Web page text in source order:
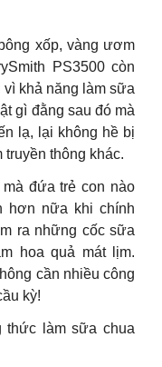
xốp, vàng ươm
PS3500 còn
khả năng làm sữa
gì đằng sau đó mà
lạ, lại không hề bị
thông khác.
đứa trẻ con nào
hơn nữa khi chính
ra những cốc sữa
hoa quả mát lịm.
cần nhiều công
kỳ!
thức làm sữa chua